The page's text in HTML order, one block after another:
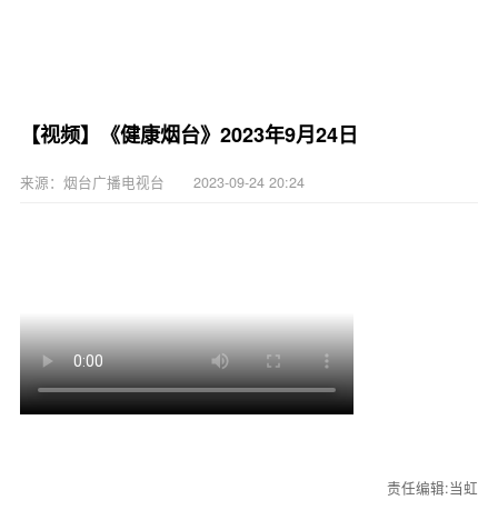
【视频】《健康烟台》2023年9月24日
来源：烟台广播电视台 2023-09-24 20:24
责任编辑:当虹